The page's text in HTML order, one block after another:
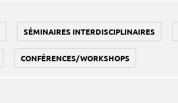
SÉMINAIRES INTERDISCIPLINAIRES
CONFÉRENCES/WORKSHOPS